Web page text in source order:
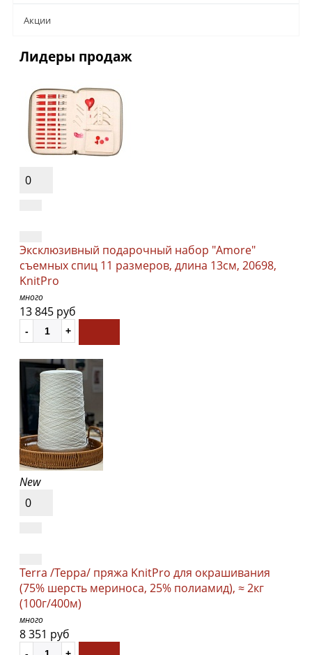
Aкции
Лидеры продаж
0
Эксклюзивный подарочный набор "Amore"
съемных спиц 11 размеров, длина 13см, 20698,
KnitPro
много
13 845 руб
New
0
Terra /Терра/ пряжа KnitPro для окрашивания
(75% шерсть мериноса, 25% полиамид), ≈ 2кг
(100г/400м)
много
8 351 руб